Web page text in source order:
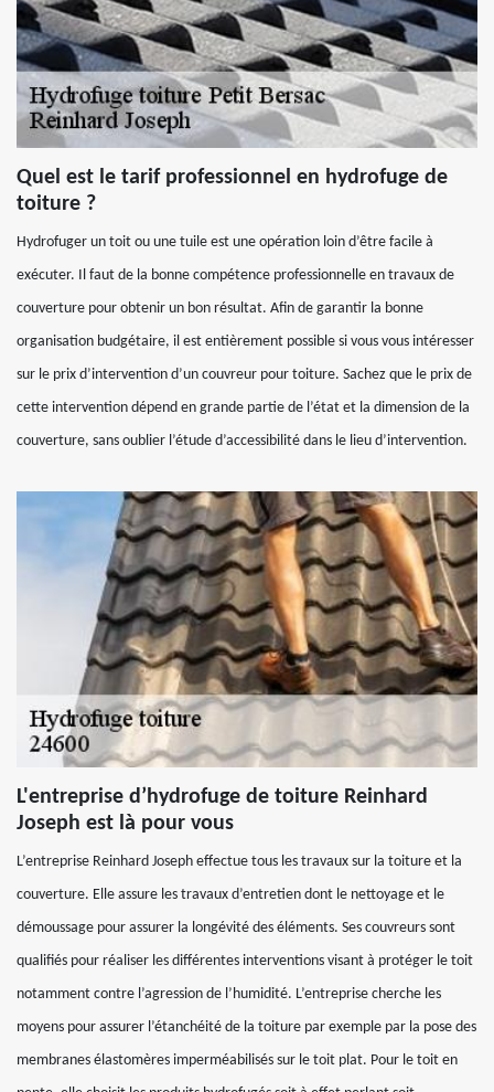
Quel est le tarif professionnel en hydrofuge de
toiture ?
Hydrofuger un toit ou une tuile est une opération loin d’être facile à
exécuter. Il faut de la bonne compétence professionnelle en travaux de
couverture pour obtenir un bon résultat. Afin de garantir la bonne
organisation budgétaire, il est entièrement possible si vous vous intéresser
sur le prix d’intervention d’un couvreur pour toiture. Sachez que le prix de
cette intervention dépend en grande partie de l’état et la dimension de la
couverture, sans oublier l’étude d’accessibilité dans le lieu d’intervention.
L'entreprise d’hydrofuge de toiture Reinhard
Joseph est là pour vous
L’entreprise Reinhard Joseph effectue tous les travaux sur la toiture et la
couverture. Elle assure les travaux d’entretien dont le nettoyage et le
démoussage pour assurer la longévité des éléments. Ses couvreurs sont
qualifiés pour réaliser les différentes interventions visant à protéger le toit
notamment contre l’agression de l’humidité. L’entreprise cherche les
moyens pour assurer l’étanchéité de la toiture par exemple par la pose des
membranes élastomères imperméabilisés sur le toit plat. Pour le toit en